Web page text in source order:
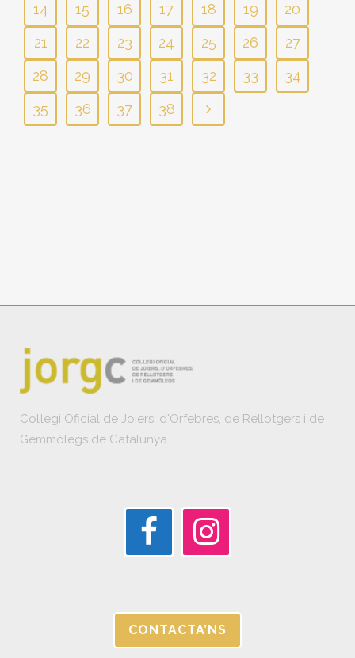
14
15 16 17 18 19
20
21
22 23 24 25 26
27
28
29 30 31 32 33
34
35
36 37 38
Col·legi Oficial de Joiers, d'Orfebres, de Rellotgers i de
Gemmòlegs de Catalunya
CONTACTA’NS